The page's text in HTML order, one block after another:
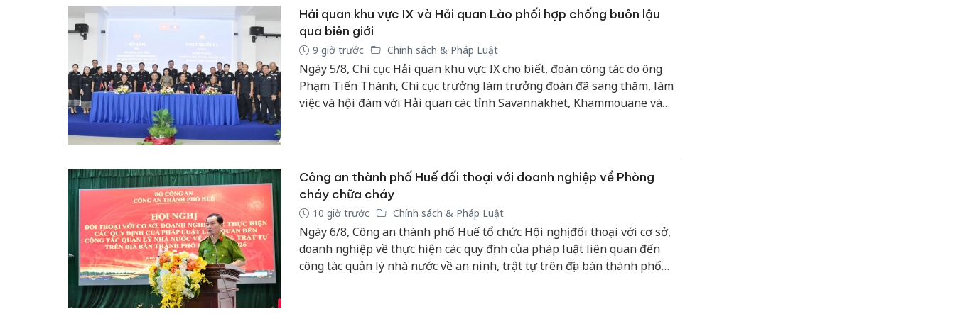
Hải quan khu vực IX và Hải quan Lào phối hợp chống buôn lậu
qua biên giới
9 giờ trước Chính sách & Pháp Luật
Ngày 5/8, Chi cục Hải quan khu vực IX cho biết, đoàn công tác do ông
Phạm Tiến Thành, Chi cục trưởng làm trưởng đoàn đã sang thăm, làm
việc và hội đàm với Hải quan các tỉnh Savannakhet, Khammouane và
Công an thành phố Huế đối thoại với doanh nghiệp về Phòng
cháy chữa cháy
10 giờ trước Chính sách & Pháp Luật
Ngày 6/8, Công an thành phố Huế tổ chức Hội nghị đối thoại với cơ sở,
doanh nghiệp về thực hiện các quy định của pháp luật liên quan đến
công tác quản lý nhà nước về an ninh, trật tự trên địa bàn thành phố